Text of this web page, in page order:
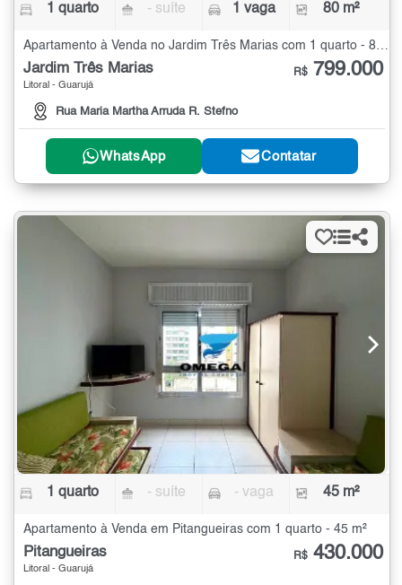
1 quarto - suíte 1 vaga 80 m²
Jardim Três Marias
Litoral - Guarujá
Rua Maria Martha Arruda R. Stefno
R$ 799.000
WhatsApp Contatar
1 quarto - suíte - vaga 45 m²
Apartamento à Venda em Pitangueiras com 1 quarto - 45 m²
Pitangueiras
Litoral - Guarujá
R$ 430.000